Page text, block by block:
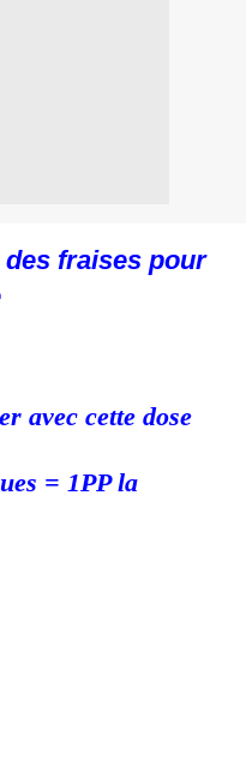
fraises pour
avec cette dose
= 1PP la